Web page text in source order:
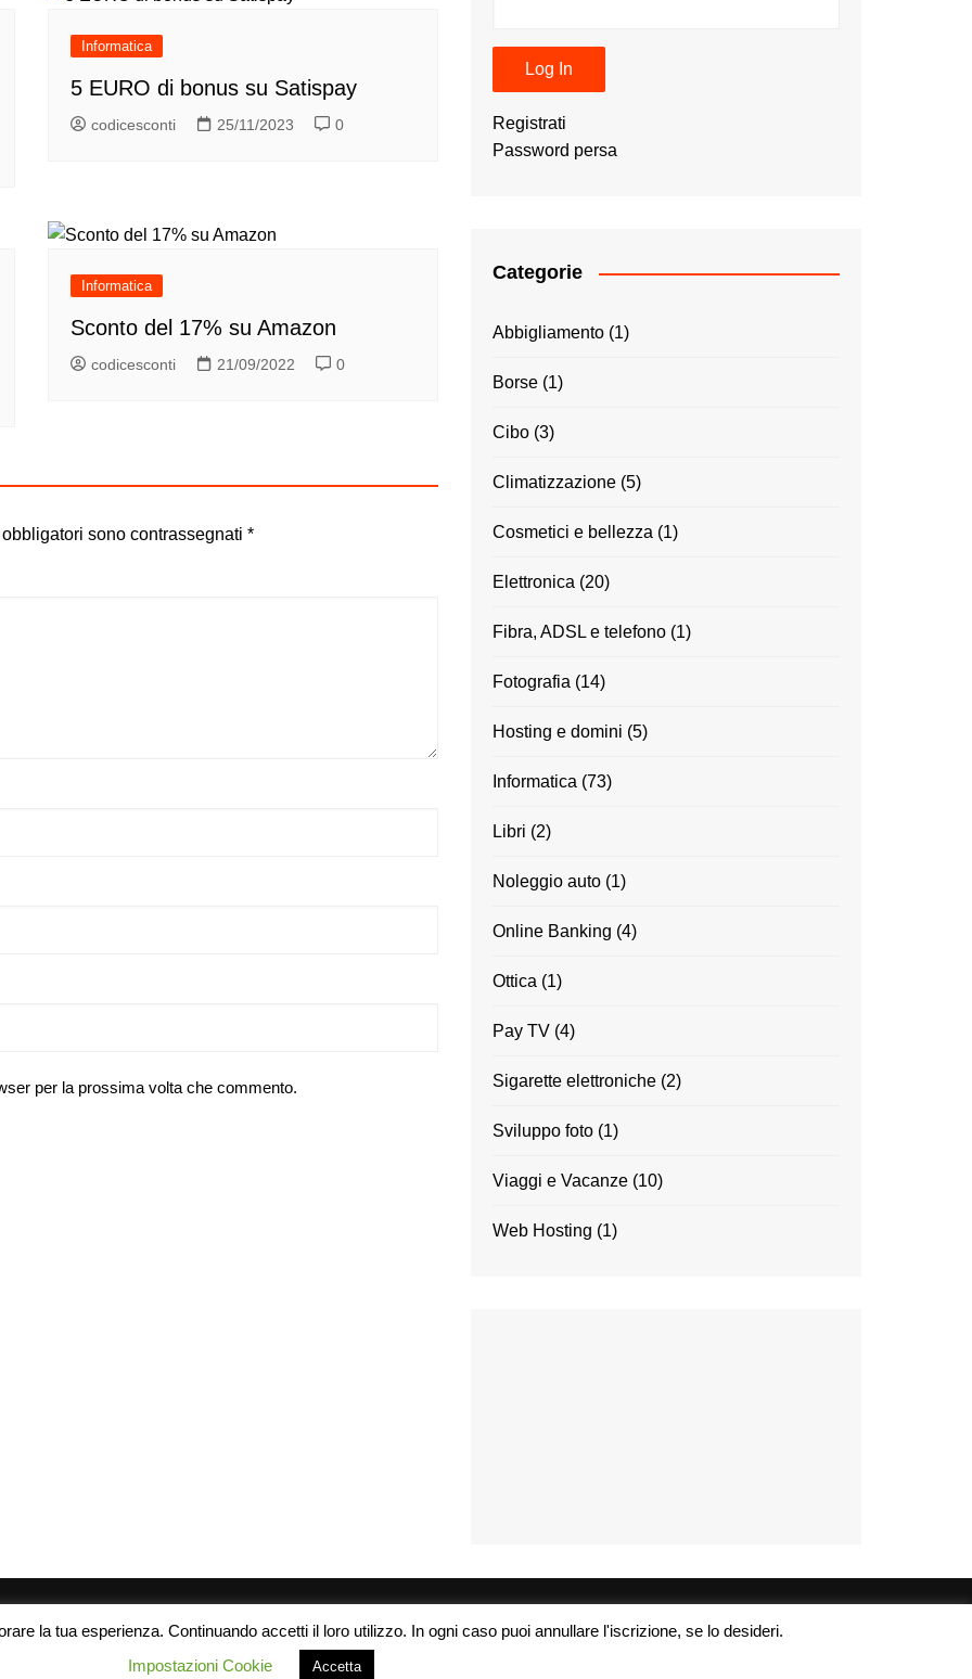
Informatica
5 EURO di bonus su Satispay
codicesconti 25/11/2023 0
Informatica
Sconto del 17% su Amazon
codicesconti 21/09/2022 0
obbligatori sono contrassegnati *
per la prossima volta che commento.
Registrati
Password persa
Categorie
Abbigliamento (1)
Borse (1)
Cibo (3)
Climatizzazione (5)
Cosmetici e bellezza (1)
Elettronica (20)
Fibra, ADSL e telefono (1)
Fotografia (14)
Hosting e domini (5)
Informatica (73)
Libri (2)
Noleggio auto (1)
Online Banking (4)
Ottica (1)
Pay TV (4)
Sigarette elettroniche (2)
Sviluppo foto (1)
Viaggi e Vacanze (10)
Web Hosting (1)
la tua esperienza. Continuando accetti il loro utilizzo. In ogni caso puoi annullare l'iscrizione, se lo desideri.
Impostazioni Cookie
Accetta